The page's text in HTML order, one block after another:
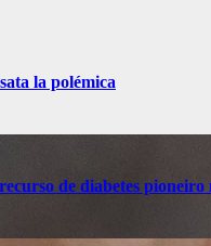
la polémica
de diabetes